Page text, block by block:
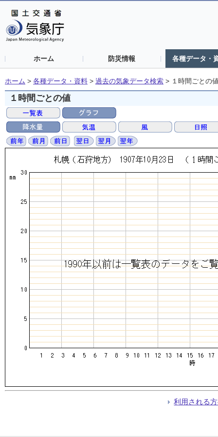
ホーム 防災情報 各種データ・
ホーム > 各種データ・資料 > 過去の気象データ検索 > １時間ごとの
１時間ごとの値
利用される